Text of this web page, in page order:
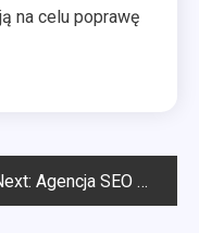
na celu poprawę
Agencja SEO Rzeszów